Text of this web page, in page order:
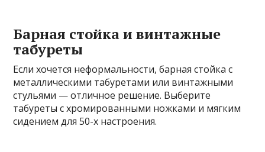
Барная стойка и винтажные
табуреты
Если хочется неформальности, барная стойка с
металлическими табуретами или винтажными
стульями — отличное решение. Выберите
табуреты с хромированными ножками и мягким
сидением для 50-х настроения.